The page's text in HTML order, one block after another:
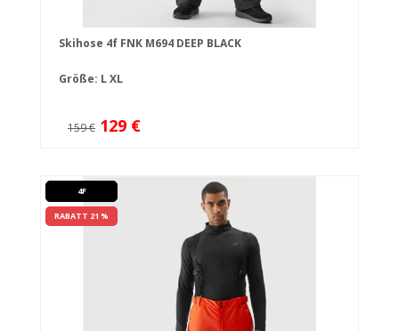
Skihose 4f FNK M694 DEEP BLACK
Größe: LXL
159 € 129 €
4F
RABATT 21 %